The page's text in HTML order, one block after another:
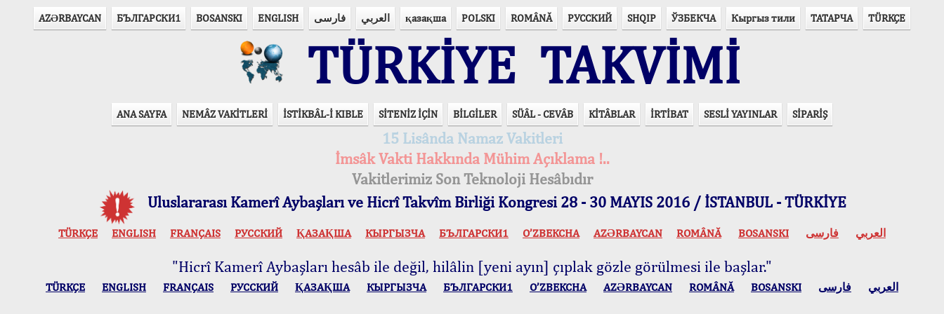
AZӘRBAYCAN БЪЛГАРСКИ1 BOSANSKI ENGLISH فارسی العربي қазақша POLSKI ROMÂNĂ РУССКИЙ SHQIP ЎЗБЕКЧА Кыргыз тили ТАТАРЧА TÜRKÇE
TÜRKİYE TAKVİMİ
ANA SAYFA NEMÂZ VAKİTLERİ İSTİKBÂL-İ KIBLE SİTENİZ İÇİN BİLGİLER SÜÂL - CEVÂB KİTÂBLAR İRTİBAT SESLİ YAYINLAR SİPARİŞ
15 Lisânda Namaz Vakitleri
İmsâk Vakti Hakkında Mühim Açıklama !..
Vakitlerimiz Son Teknoloji Hesâbıdır
Uluslararası Kamerî Aybaşları ve Hicrî Takvîm Birliği Kongresi 28 - 30 MAYIS 2016 / İSTANBUL - TÜRKİYE
TÜRKÇE ENGLISH FRANÇAIS РУССКИЙ ҚАЗАҚША КЫPГЫЗЧA БЪЛГАРСКИ1 O’ZBEKCHA AZӘRBAYCAN ROMÂNĂ BOSANSKI العربي فارسی
"Hicrî Kamerî Aybaşları hesâb ile değil, hilâlin [yeni ayın] çıplak gözle görülmesi ile başlar."
TÜRKÇE ENGLISH FRANÇAIS РУССКИЙ ҚАЗАҚША КЫPГЫЗЧA БЪЛГАРСКИ1 O’ZBEKCHA AZӘRBAYCAN ROMÂNĂ BOSANSKI العربي فارسی